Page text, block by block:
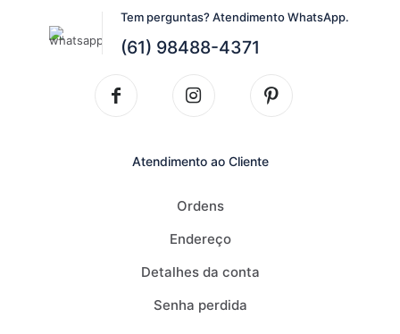
Nome*
Salvar meus dados neste navegador para a próxima vez
Tem perguntas? Atendimento WhatsApp.
(61) 98488-4371
Atendimento ao Cliente
Ordens
Endereço
Detalhes da conta
Senha perdida